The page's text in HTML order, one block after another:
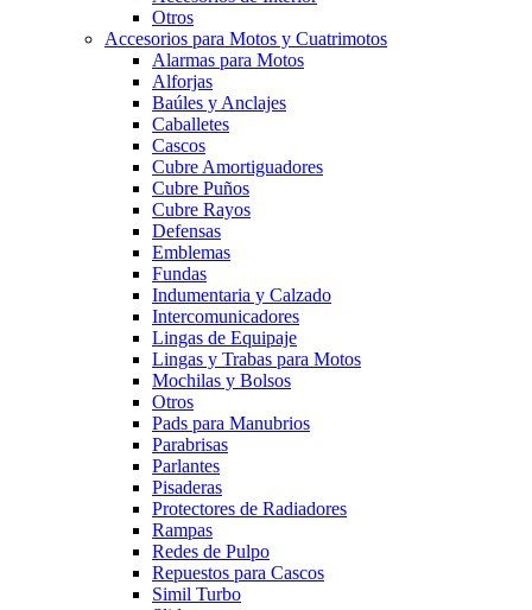
Otros
Accesorios para Motos y Cuatrimotos
Alarmas para Motos
Alforjas
Baúles y Anclajes
Caballetes
Cascos
Cubre Amortiguadores
Cubre Puños
Cubre Rayos
Defensas
Emblemas
Fundas
Indumentaria y Calzado
Intercomunicadores
Lingas de Equipaje
Lingas y Trabas para Motos
Mochilas y Bolsos
Otros
Pads para Manubrios
Parabrisas
Parlantes
Pisaderas
Protectores de Radiadores
Rampas
Redes de Pulpo
Repuestos para Cascos
Simil Turbo